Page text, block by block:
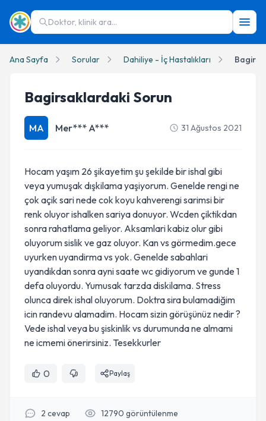
Doktor, klinik ara...
Ana Sayfa Sorular Dahiliye - İç Hastalıkları
Bagirsaklardaki Sorun
MA Mer*** A*** 31 Ağustos 2021
Hocam yaşım 26 şikayetim şu şekilde bir ishal gibi
veya yumuşak dışkilama yaşiyorum. Genelde rengi ne
çok açik sari nede cok koyu kahverengi sarimsi bir
renk oluyor ishalken sariya donuyor. Wcden çiktikdan
sonra rahatlama geliyor. Aksamlari kabiz olur gibi
oluyorum sislik ve gaz oluyor. Kan vs görmedim.gece
uyurken uyandirma vs yok. Genelde sabahlari
uyandikdan sonra ayni saate wc gidiyorum ve gunde 1
defa oluyordu. Yumusak tarzda diskilama. Stress
olunca direk ishal oluyorum. Doktra sira bulamadiğim
icin randevu alamadim. Hocam sizin görüşünüz nedir ?
Vede ishal veya bu şiskinlik vs durumunda ne almami
ne icmemi önerirsiniz. Tesekkurler
0 Paylaş
2 cevap 12790 görüntülenme